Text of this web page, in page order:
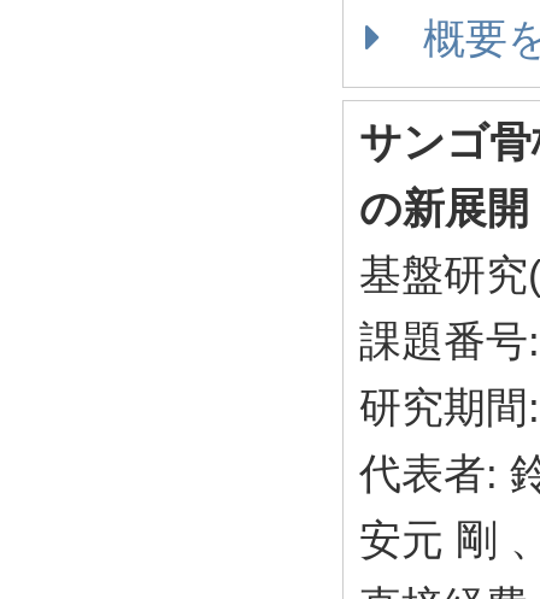
概要
サンゴ
の新展開
基盤研究
課題番号
研究期
代表者:
安元 剛